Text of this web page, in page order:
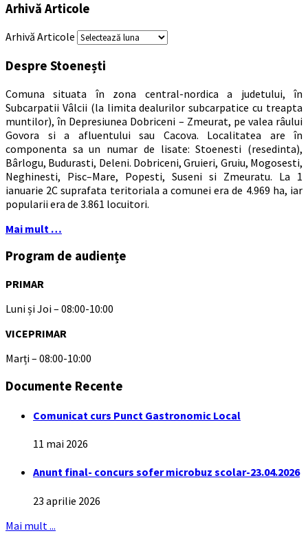
Arhivă Articole
Arhivă Articole
Despre Stoenești
Comuna situata în zona central-nordica a judetului, în
Subcarpatii Vâlcii (la limita dealurilor subcarpatice cu treapta
muntilor), în Depresiunea Dobriceni – Zmeurat, pe valea râului
Govora si a afluentului sau Cacova. Localitatea are în
componenta sa un numar de lisate: Stoenesti (resedinta),
Bârlogu, Budurasti, Deleni. Dobriceni, Gruieri, Gruiu, Mogosesti,
Neghinesti, Pisc–Mare, Popesti, Suseni si Zmeuratu. La 1
ianuarie 2C suprafata teritoriala a comunei era de 4.969 ha, iar
popularii era de 3.861 locuitori.
Mai mult …
Program de audiențe
PRIMAR
Luni și Joi – 08:00-10:00
VICEPRIMAR
Marți – 08:00-10:00
Documente Recente
Comunicat curs Punct Gastronomic Local
11 mai 2026
Anunt final- concurs sofer microbuz scolar-23.04.2026
23 aprilie 2026
Mai mult ...